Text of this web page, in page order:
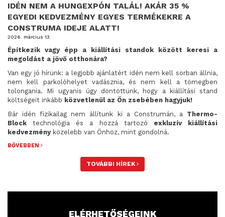
IDÉN NEM A HUNGEXPÓN TALÁL! AKÁR 35 %
EGYEDI KEDVEZMÉNY EGYES TERMÉKEKRE A
CONSTRUMA IDEJE ALATT!
2026. március 13.
Építkezik vagy épp a kiállítási standok között keresi a
megoldást a jövő otthonára?
Van egy jó hírünk: a legjobb ajánlatért idén nem kell sorban állnia,
nem kell parkolóhelyet vadásznia, és nem kell a tömegben
tolongania. Mi ugyanis úgy döntöttünk, hogy a kiállítási stand
költségeit inkább közvetlenül az Ön zsebében hagyjuk!
Bár idén fizikailag nem állítunk ki a Construmán, a Thermo-
Block technológia és a hozzá tartozó exkluzív kiállítási
kedvezményközelebb van Önhöz, mint gondolná.
BŐVEBBEN
TOVÁBBI HÍREK
ELÉRHETŐSÉGEINK